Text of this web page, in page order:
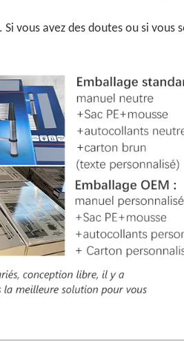
vous avez des doutes ou si